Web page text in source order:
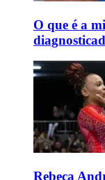
O que é a
Rebeca